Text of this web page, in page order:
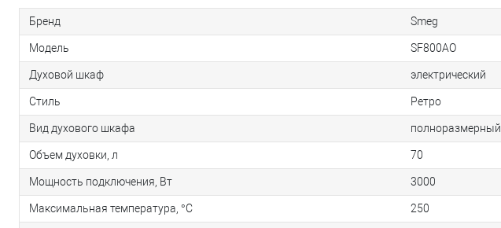
Бренд Smeg
Модель SF800AO
Духовой шкаф электрический
Стиль Ретро
Вид духового шкафа полноразмерный
Объем духовки, л 70
Мощность подключения, Вт 3000
Максимальная температура, °С 250